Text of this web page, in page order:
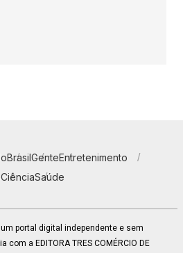
BrasilGenteEntretenimento
CiênciaSaúde
um portal digital independente e sem
a EDITORA TRES COMÉRCIO DE